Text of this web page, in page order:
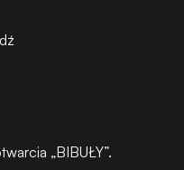
„BIBUŁY”.